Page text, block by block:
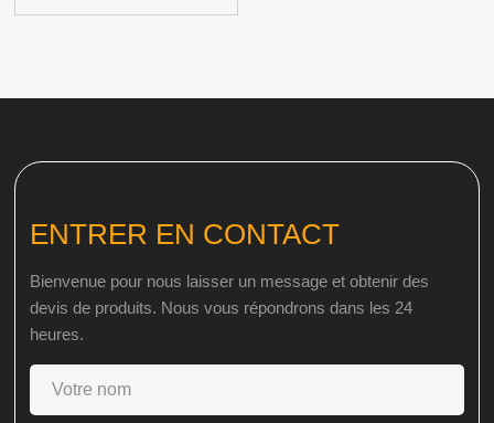
ENTRER EN CONTACT
Bienvenue pour nous laisser un message et obtenir des
devis de produits. Nous vous répondrons dans les 24
heures.